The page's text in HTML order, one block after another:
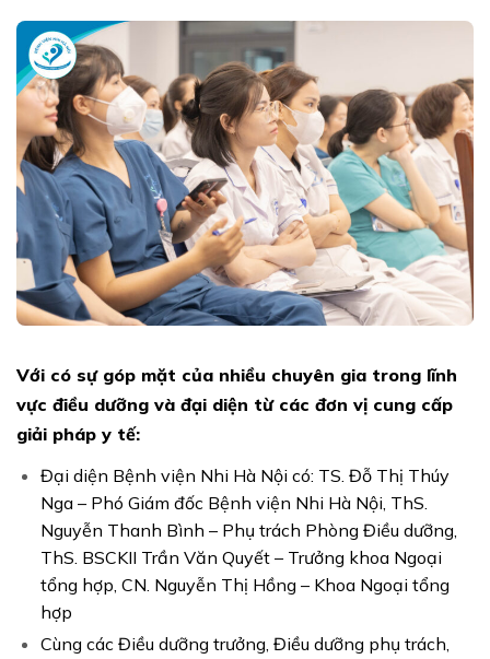
Với có sự góp mặt của nhiều chuyên gia trong lĩnh
vực điều dưỡng và đại diện từ các đơn vị cung cấp
giải pháp y tế:
Đại diện Bệnh viện Nhi Hà Nội có: TS. Đỗ Thị Thúy
Nga – Phó Giám đốc Bệnh viện Nhi Hà Nội, ThS.
Nguyễn Thanh Bình – Phụ trách Phòng Điều dưỡng,
ThS. BSCKII Trần Văn Quyết – Trưởng khoa Ngoại
tổng hợp, CN. Nguyễn Thị Hồng – Khoa Ngoại tổng
hợp
Cùng các Điều dưỡng trưởng, Điều dưỡng phụ trách,